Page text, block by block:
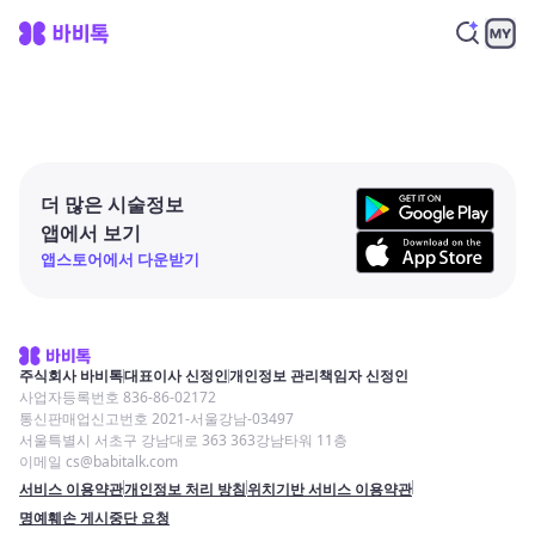
더 많은 시술정보
앱에서 보기
앱스토어에서 다운받기
주식회사 바비톡대표이사 신정인개인정보 관리책임자 신정인
사업자등록번호 836-86-02172
통신판매업신고번호 2021-서울강남-03497
서울특별시 서초구 강남대로 363 363강남타워 11층
이메일 cs@babitalk.com
서비스 이용약관개인정보 처리 방침위치기반 서비스 이용약관
명예훼손 게시중단 요청